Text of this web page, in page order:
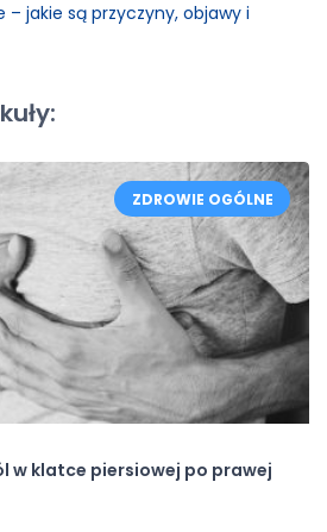
– jakie są przyczyny, objawy i
w klatce piersiowej po prawej
ZDROWIE OGÓLNE